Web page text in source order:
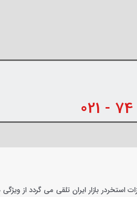
استخردر بازار ایران تلقی می گردد